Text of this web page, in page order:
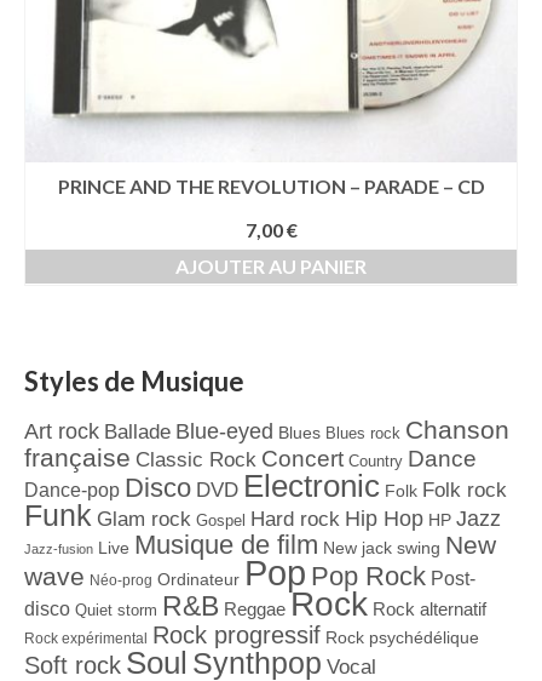
PRINCE AND THE REVOLUTION – PARADE – CD
7,00€
AJOUTER AU PANIER
Styles de Musique
Art rock Ballade Blue-eyed Blues Blues rock Chanson
française Classic Rock Concert Country Dance
Dance-pop Disco DVD Electronic Folk Folk rock
Funk Glam rock Gospel Hard rock Hip Hop HP Jazz
Jazz-fusion Live Musique de film New jack swing New
wave Néo-prog Ordinateur Pop Pop Rock Post-
disco Quiet storm R&B Reggae Rock Rock alternatif
Rock expérimental Rock progressif Rock psychédélique
Soft rock Soul Synthpop Vocal